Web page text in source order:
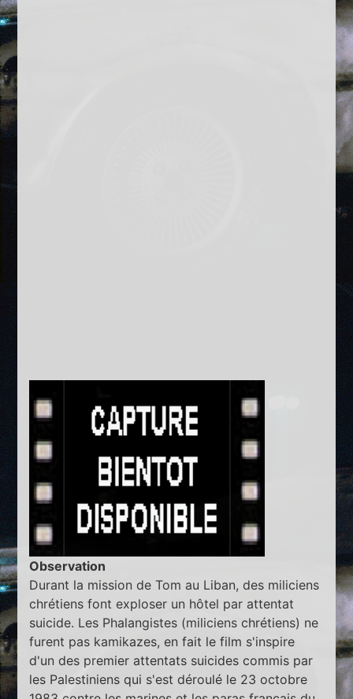
Observation
Durant la mission de Tom au Liban, des miliciens
chrétiens font exploser un hôtel par attentat
suicide. Les Phalangistes (miliciens chrétiens) ne
furent pas kamikazes, en fait le film s'inspire
d'un des premier attentats suicides commis par
les Palestiniens qui s'est déroulé le 23 octobre